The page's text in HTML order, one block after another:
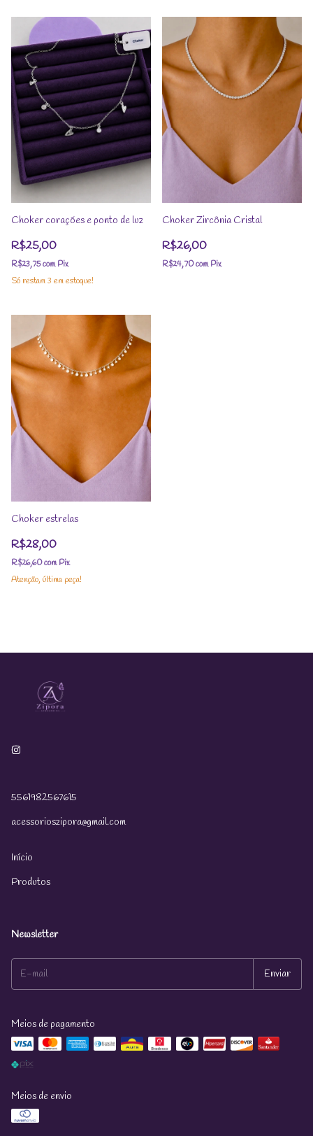
Choker corações e ponto de luz
R$25,00
R$23,75com Pix
Só restam3 em estoque!
Choker Zircônia Cristal
R$26,00
R$24,70com Pix
Choker estrelas
R$28,00
R$26,60com Pix
Atenção, última peça!
5561982567615
acessorioszipora@gmail.com
Início
Produtos
Newsletter
Meios de pagamento
Meios de envio